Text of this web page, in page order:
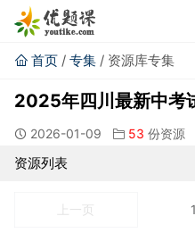
首页 / 专集 / 资源库专集
2025年四川最新中考
2026-01-09 53 份资源
资源列表
上一页